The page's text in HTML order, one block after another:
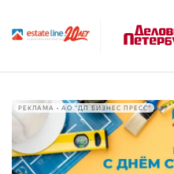
РЕКЛАМА • АО "ДП БИЗНЕС ПРЕСС"